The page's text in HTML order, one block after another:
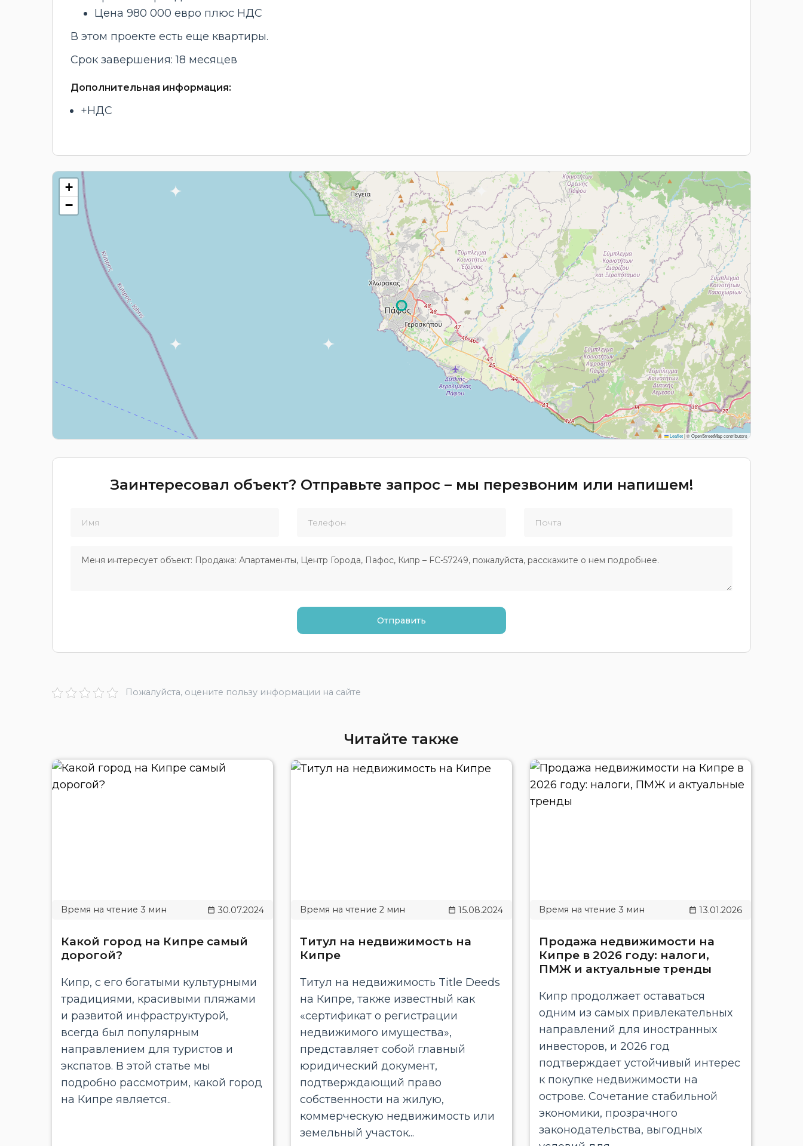
Цена 980 000 евро плюс НДС
В этом проекте есть еще квартиры.
Срок завершения: 18 месяцев
Дополнительная информация:
+НДС
+
−
Leaflet|© OpenStreetMap contributors
Заинтересовал объект? Отправьте запрос – мы перезвоним или напишем!
Пожалуйста, оцените пользу информации на сайте
Читайте также
30.07.2024
Какой город на Кипре самый
дорогой?
Кипр, с его богатыми культурными
традициями, красивыми пляжами
и развитой инфраструктурой,
всегда был популярным
направлением для туристов и
экспатов. В этой статье мы
подробно рассмотрим, какой город
на Кипре является..
15.08.2024
Титул на недвижимость на
Кипре
Титул на недвижимость Title Deeds
на Кипре, также известный как
«сертификат о регистрации
недвижимого имущества»,
представляет собой главный
юридический документ,
подтверждающий право
собственности на жилую,
коммерческую недвижимость или
земельный участок...
13.01.2026
Продажа недвижимости на
Кипре в 2026 году: налоги,
ПМЖ и актуальные тренды
Кипр продолжает оставаться
одним из самых привлекательных
направлений для иностранных
инвесторов, и 2026 год
подтверждает устойчивый интерес
к покупке недвижимости на
острове. Сочетание стабильной
экономики, прозрачного
законодательства, выгодных